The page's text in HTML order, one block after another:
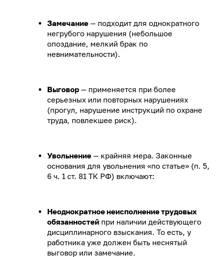
Замечание — подходит для однократного
негрубого нарушения (небольшое
опоздание, мелкий брак по
невнимательности).
Выговор — применяется при более
серьезных или повторных нарушениях
(прогул, нарушение инструкций по охране
труда, повлекшее риск).
Увольнение — крайняя мера. Законные
основания для увольнения «по статье» (п. 5,
6 ч. 1 ст. 81 ТК РФ) включают:
Неоднократное неисполнение трудовых
обязанностей при наличии действующего
дисциплинарного взыскания. То есть, у
работника уже должен быть неснятый
выговор или замечание.